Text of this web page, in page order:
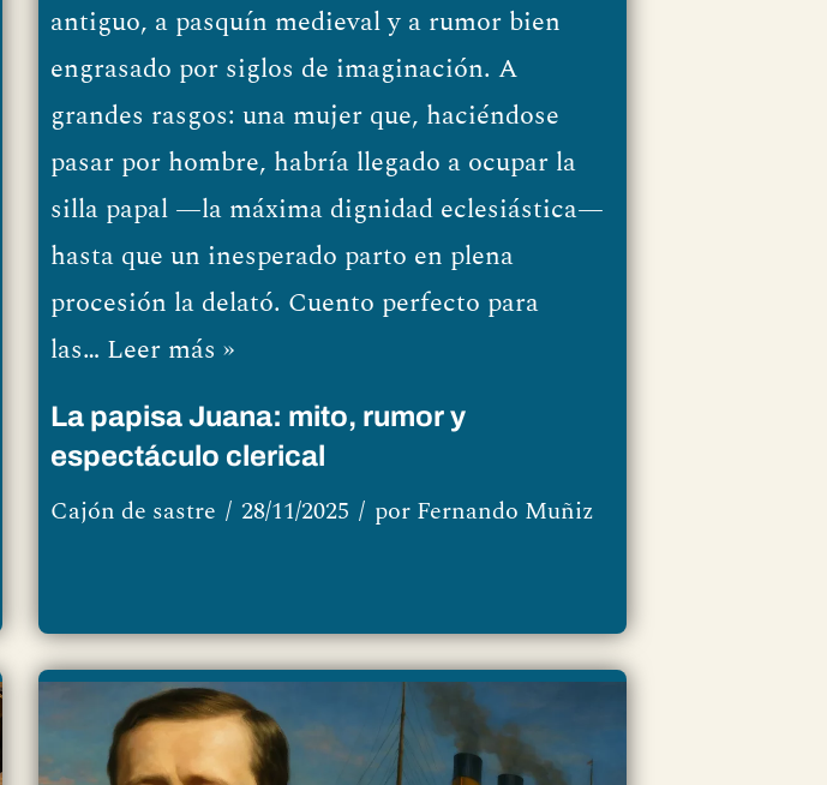
antiguo, a pasquín medieval y a rumor bien
engrasado por siglos de imaginación. A
grandes rasgos: una mujer que, haciéndose
pasar por hombre, habría llegado a ocupar la
silla papal —la máxima dignidad eclesiástica—
hasta que un inesperado parto en plena
procesión la delató. Cuento perfecto para
las… Leer más »
La papisa Juana: mito, rumor y
espectáculo clerical
Cajón de sastre 28/11/2025 por Fernando Muñiz